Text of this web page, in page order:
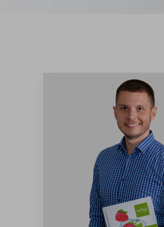
lek. Elżbieta Króżel – Sikora
lek. Dominika Kupny-Bujoczek
dr n. med. Adam Lewiński